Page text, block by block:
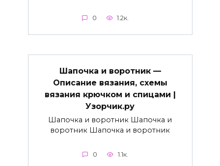
0 1.2к.
Шапочка и воротник —
Описание вязания, схемы
вязания крючком и спицами |
Узорчик.ру
Шапочка и воротник Шапочка и
воротник Шапочка и воротник
0 1.1к.